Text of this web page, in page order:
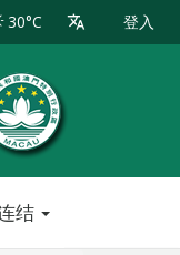
30°C 登入
结